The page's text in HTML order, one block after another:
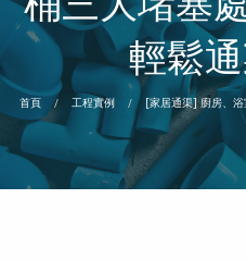
輕鬆
首頁 工程實例 [家居通渠] 廚房、